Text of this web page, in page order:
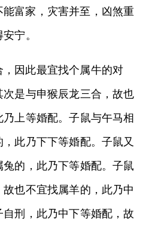
富家，灾害并至，凶煞重
宁。
因此最宜找个属牛的对
是与申猴辰龙三合，故也
上等婚配。子鼠与午马相
此乃下下等婚配。子鼠又
的，此乃下等婚配。子鼠
也不宜找属羊的，此乃中
刑，此乃中下等婚配，故